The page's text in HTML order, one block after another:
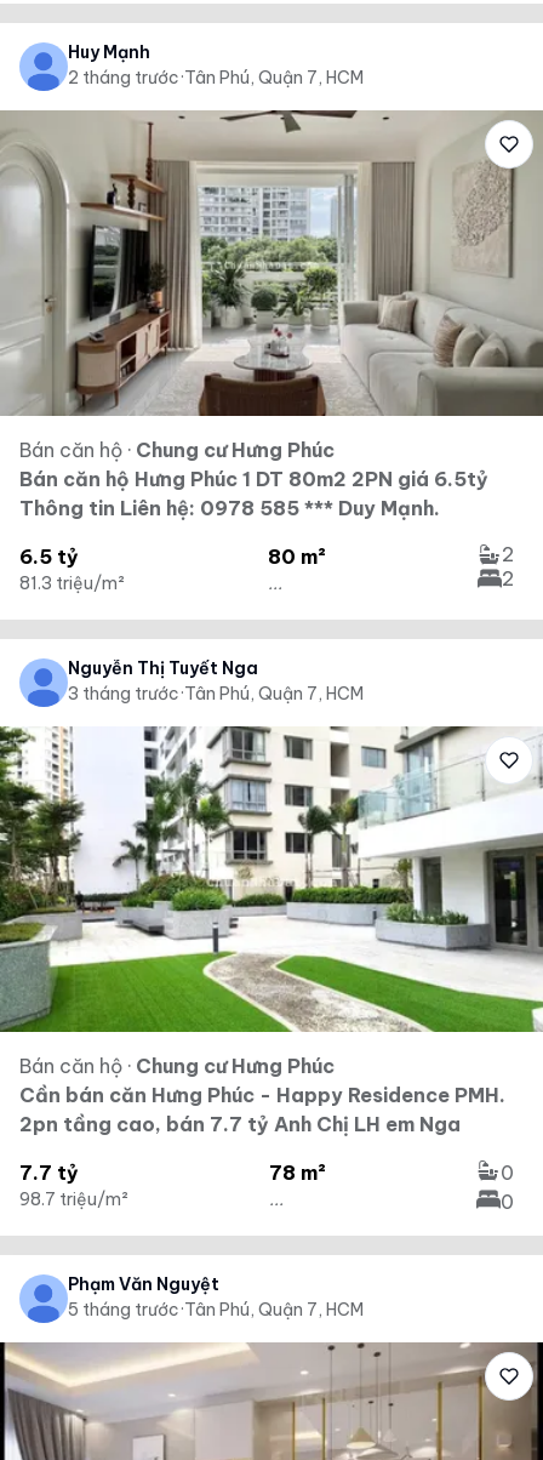
Huy Mạnh
2 tháng trước·Tân Phú, Quận 7, HCM
Bán căn hộ · Chung cư Hưng Phúc
Bán căn hộ Hưng Phúc 1 DT 80m2 2PN giá 6.5tỷ
Thông tin Liên hệ: 0978 585 *** Duy Mạnh.
6.5 tỷ
81.3 triệu/m²
80 m²
...
2
2
Nguyễn Thị Tuyết Nga
3 tháng trước·Tân Phú, Quận 7, HCM
Bán căn hộ · Chung cư Hưng Phúc
Cần bán căn Hưng Phúc - Happy Residence PMH.
2pn tầng cao, bán 7.7 tỷ Anh Chị LH em Nga
7.7 tỷ
98.7 triệu/m²
78 m²
...
0
0
Phạm Văn Nguyệt
5 tháng trước·Tân Phú, Quận 7, HCM